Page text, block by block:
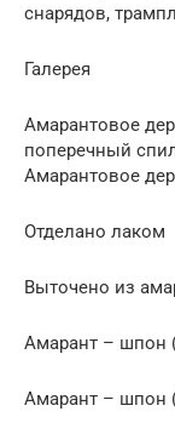
снарядов,
Галерея
Амарантовое
поперечный
Амарантовое
Отделано лаком
Выточено из
Амарант – шпон
Амарант – шпон